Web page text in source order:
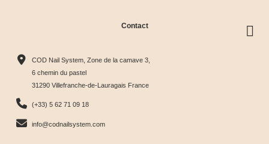
Tips &
nuancier
 
& Tips
Glow &
Collection
Contact
COD Nail System, Zone de la camave 3,
6 chemin du pastel
31290 Villefranche-de-Lauragais France
(+33) 5 62 71 09 18
info@codnailsystem.com